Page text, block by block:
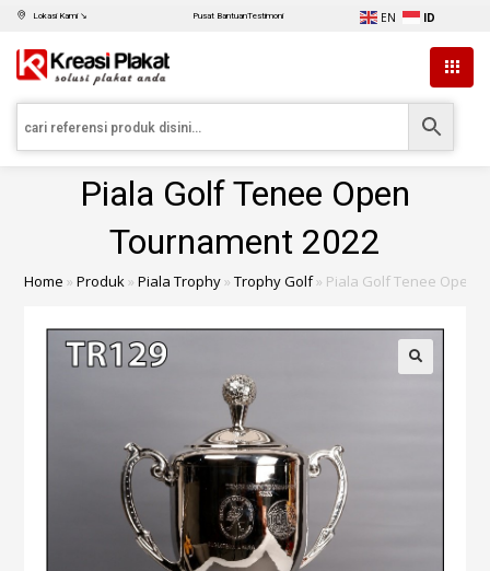
Lokasi Kami ↘ Pusat BantuanTestimoni EN ID
Piala Golf Tenee Open
Tournament 2022
Home »Produk»Piala Trophy»Trophy Golf» Piala Golf Tenee Open